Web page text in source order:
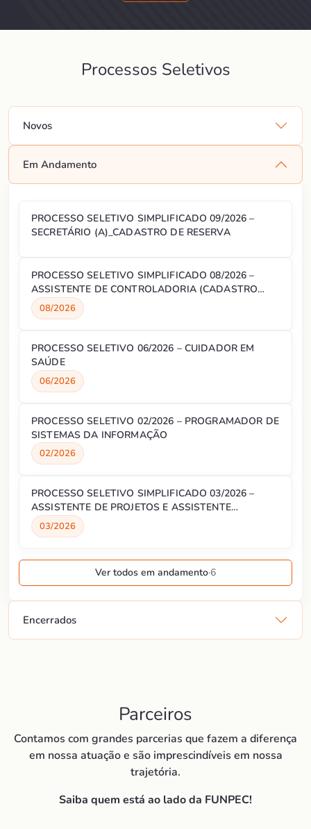
Processos Seletivos
Novos
Em Andamento
PROCESSO SELETIVO SIMPLIFICADO 09/2026 –
SECRETÁRIO (A)_CADASTRO DE RESERVA
PROCESSO SELETIVO SIMPLIFICADO 08/2026 –
ASSISTENTE DE CONTROLADORIA (CADASTRO
RESERVA)
08/2026
PROCESSO SELETIVO 06/2026 – CUIDADOR EM
SAÚDE
06/2026
PROCESSO SELETIVO 02/2026 – PROGRAMADOR DE
SISTEMAS DA INFORMAÇÃO
02/2026
PROCESSO SELETIVO SIMPLIFICADO 03/2026 –
ASSISTENTE DE PROJETOS E ASSISTENTE
ADMINISTRATIVO
03/2026
Ver todos em andamento·6
Encerrados
Parceiros
Contamos com grandes parcerias que fazem a diferença
em nossa atuação e são imprescindíveis em nossa
trajetória.
Saiba quem está ao lado da FUNPEC!